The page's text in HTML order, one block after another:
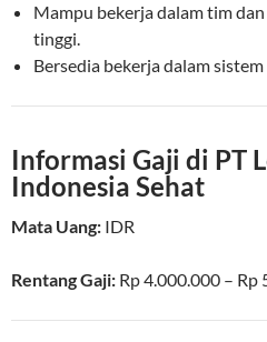
Mampu bekerja dalam tim
tinggi.
Bersedia bekerja dalam
Informasi Gaji di PT
Indonesia Sehat
Mata Uang: IDR
Rentang Gaji: Rp4.000.000 – Rp